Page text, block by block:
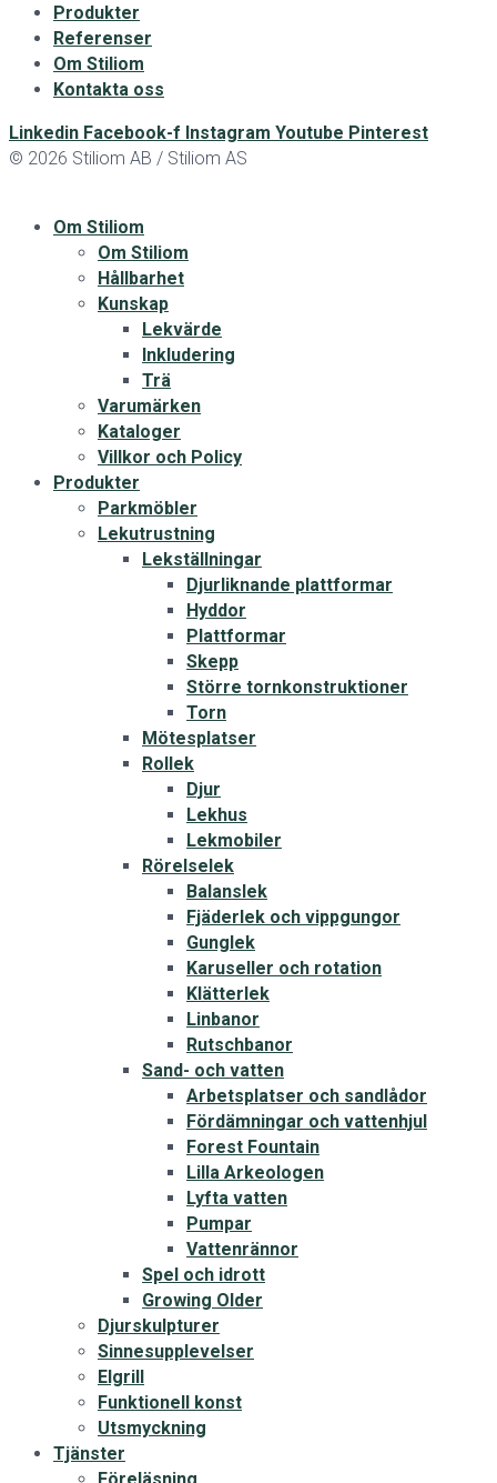
Produkter
Referenser
Om Stiliom
Kontakta oss
Linkedin Facebook-f Instagram Youtube Pinterest
© 2026 Stiliom AB / Stiliom AS
Om Stiliom
Om Stiliom
Hållbarhet
Kunskap
Lekvärde
Inkludering
Trä
Varumärken
Kataloger
Villkor och Policy
Produkter
Parkmöbler
Lekutrustning
Lekställningar
Djurliknande plattformar
Hyddor
Plattformar
Skepp
Större tornkonstruktioner
Torn
Mötesplatser
Rollek
Djur
Lekhus
Lekmobiler
Rörelselek
Balanslek
Fjäderlek och vippgungor
Gunglek
Karuseller och rotation
Klätterlek
Linbanor
Rutschbanor
Sand- och vatten
Arbetsplatser och sandlådor
Fördämningar och vattenhjul
Forest Fountain
Lilla Arkeologen
Lyfta vatten
Pumpar
Vattenrännor
Spel och idrott
Growing Older
Djurskulpturer
Sinnesupplevelser
Elgrill
Funktionell konst
Utsmyckning
Tjänster